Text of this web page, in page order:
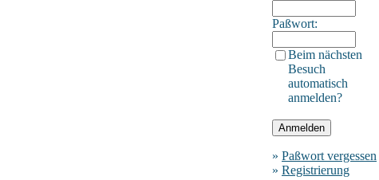
Paßwort:
Beim nächsten
Besuch
automatisch
anmelden?
» Paßwort vergessen
» Registrierung